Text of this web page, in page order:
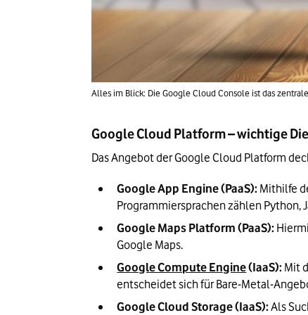
Alles im Blick: Die Google Cloud Console ist das
Google Cloud Platform – wichtige
Das Angebot der Google Cloud Platform
Google App Engine (PaaS): Mithilfe
Programmiersprachen zählen Python,
Google Maps Platform (PaaS):
Google Maps.
Google Compute Engine (IaaS): Mit
entscheidet sich für Bare-Metal-
Google Cloud Storage (IaaS): Als